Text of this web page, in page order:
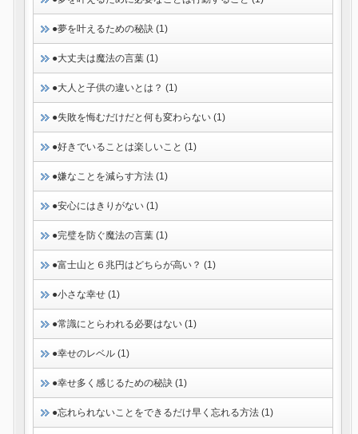
●夢を叶えるための秘訣 (1)
●大丈夫は魔法の言葉 (1)
●大人と子供の違いとは？ (1)
●失敗を悔むだけだと何も変わらない (1)
●好きでいることは楽しいこと (1)
●嫌なことを減らす方法 (1)
●安心にはきりがない (1)
●完璧を防ぐ魔法の言葉 (1)
●富士山と６兆円はどちらが高い？ (1)
●小さな幸せ (1)
●常識にとらわれる必要はない (1)
●幸せのレベル (1)
●幸せ多く感じるための秘訣 (1)
●忘れられないことをできるだけ早く忘れる方法 (1)